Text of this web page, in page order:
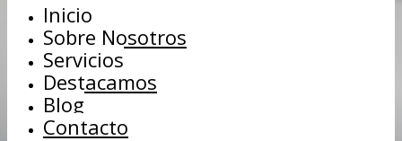
Inicio
Sobre Nosotros
Servicios
Destacamos
Blog
Contacto